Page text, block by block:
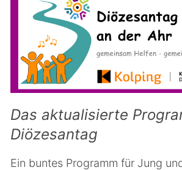
Das aktualisierte
Diözesantag
Ein buntes Programm für Jung